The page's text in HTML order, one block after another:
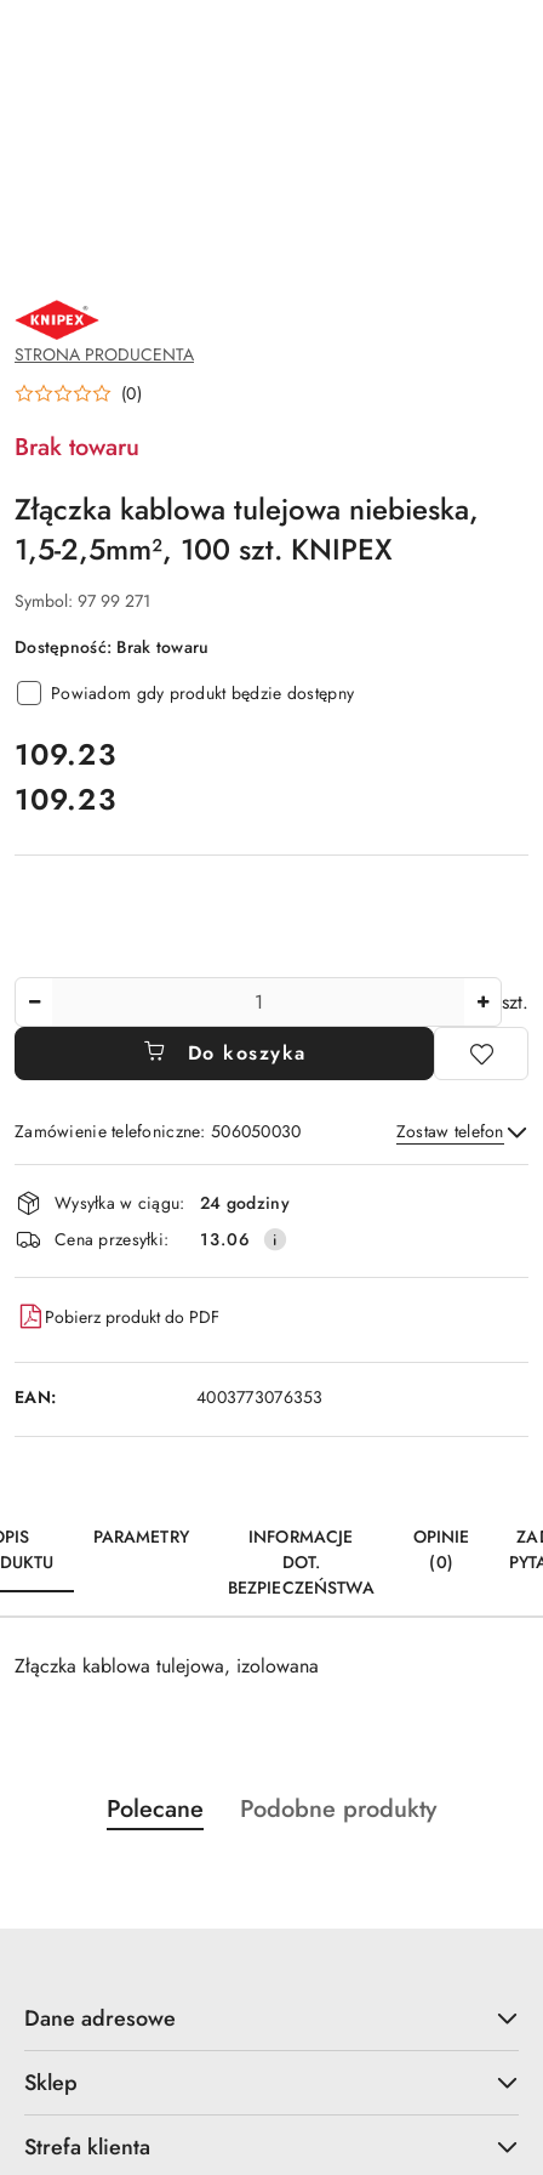
NAZWA
PRODUCENTA:
KNIPEX
STRONA PRODUCENTA
(0)
Brak towaru
Złączka kablowa tulejowa niebieska,
1,5-2,5mm², 100 szt. KNIPEX
Symbol: 97 99 271
Dostępność: Brak towaru
Powiadom gdy produkt będzie dostępny
cena:
109.23
Cena:
109.23
szt.
Do koszyka
Zamówienie telefoniczne: 506050030 Zostaw telefon
Wyślij
Dostępność
i
dostawa
Wysyłka w ciągu:
24 godziny
Cena przesyłki:
13.06
Pobierz produkt do PDF
EAN: 4003773076353
PARAMETRY
INFORMACJE
DOT.
BEZPIECZEŃSTWA
OPINIE
(0)
Złączka kablowa tulejowa, izolowana
Pomiń karuzelę produktów
Produkty
o
Polecane
Produkty
Podobne produkty
Dane adresowe
Sklep
Strefa klienta